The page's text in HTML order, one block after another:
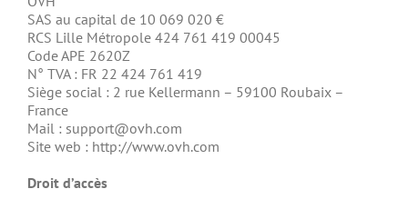
SAS au capital de 10 069 020 €
RCS Lille Métropole 424 761 419 00045
Code APE 2620Z
N° TVA : FR 22 424 761 419
Siège social : 2 rue Kellermann – 59100 Roubaix –
France
Mail : support@ovh.com
Site web : http://www.ovh.com
Droit d’accès